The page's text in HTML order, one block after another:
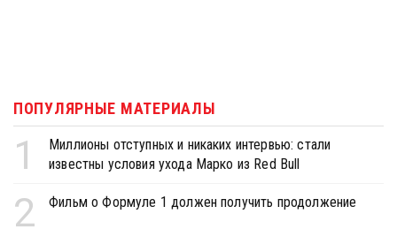
ПОПУЛЯРНЫЕ МАТЕРИАЛЫ
1
Миллионы отступных и никаких интервью: стали
известны условия ухода Марко из Red Bull
2 Фильм о Формуле 1 должен получить продолжение